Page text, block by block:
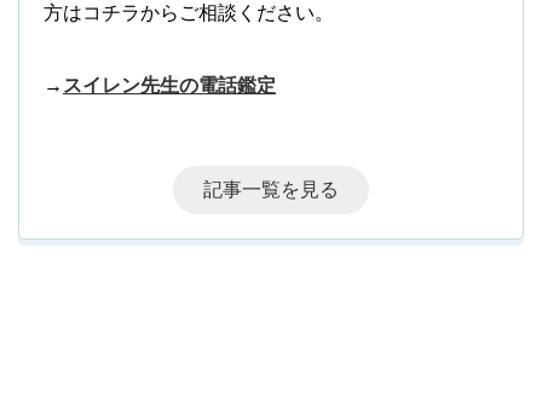
方はコチラからご相談ください。
→ スイレン先生の電話鑑定
記事一覧を見る